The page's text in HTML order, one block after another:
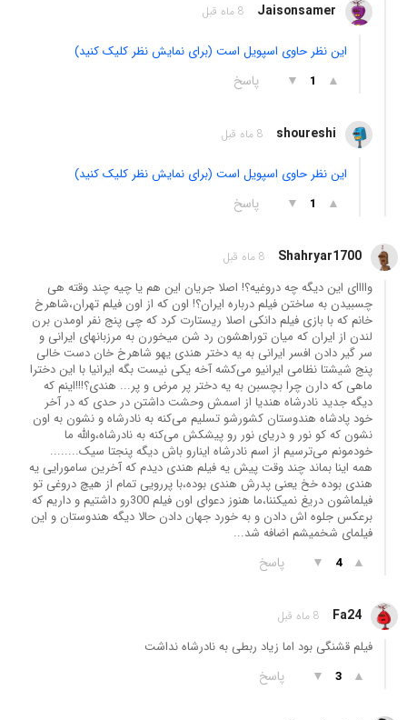
Jaisonsamer 8 ماه قبل
این نظر حاوی اسپویل است (برای نمایش نظر کلیک کنید)
▲
1
▼ پاسخ
shoureshi 8 ماه قبل
این نظر حاوی اسپویل است (برای نمایش نظر کلیک کنید)
▲
1
▼ پاسخ
Shahryar1700 8 ماه قبل
واااای این دیگه چه دروغیه؟! اصلا جریان این هم یا چیه چند وقته هی
چسبیدن به ساختن فیلم درباره ایران؟! اون که از اون فیلم تهران،شاهرخ
خانم که با بازی فیلم دانکی اصلا ریستارت کرد که چی پنج نفر اومدن برن
لندن از ایران که میان توراهشون رد شن میخورن به مرزبانهای ایرانی و
سر گیر دادن افسر ایرانی به یه دختر هندی یهو شاهرخ خان دست خالی
پنج شیشتا نظامی ایرانیو می‌کشه آخه یکی نیست بگه ایرانیا با این دخترا
ماهی که دارن چرا بچسبن به یه دختر پر مرض و پر... هندی؟!!!اینم که
دیگه جدید نادرشاه هندیا از اسمش وحشت داشتن در حدی که در آخر
خود پادشاه هندوستان کشورشو تسلیم می‌کنه به نادرشاه و نشون به اون
نشون که کو نور و دریای نور رو پیشکش می‌کنه به نادرشاه،والله ما
خودمونم می‌ترسیم از اسم نادرشاه اینارو باش دیگه پنجتا سیک........
همه اینا بماند چند وقت پیش یه فیلم هندی دیدم که آخرین سامورایی یه
هندی بوده خخ یعنی پدرش هندی بوده،با پررویی تمام از هیچ دروغی تو
فیلماشون دریغ نمیکننا،ما هنوز دعوای اون فیلم 300رو داشتیم و داریم که
برعکس جلوه اش دادن و به خورد جهان دادن حالا دیگه هندوستان و این
فیلمای شخمیشم اضافه شد...
▲
4
▼ پاسخ
Fa24 8 ماه قبل
فیلم قشنگی بود اما زیاد ربطی به نادرشاه نداشت
▲
3
▼ پاسخ